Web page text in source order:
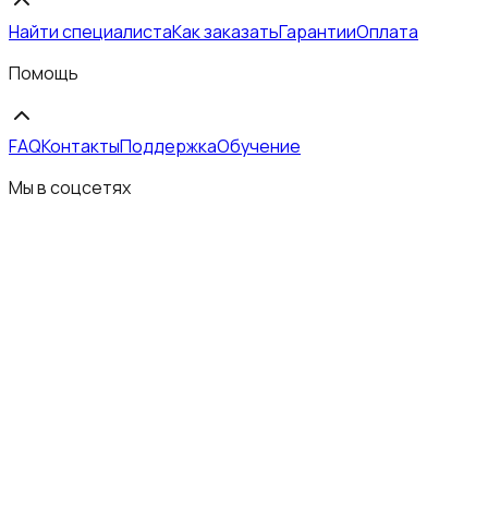
Найти специалистаКак заказатьГарантииОплата
Помощь
FAQКонтактыПоддержкаОбучение
Мы в соцсетях